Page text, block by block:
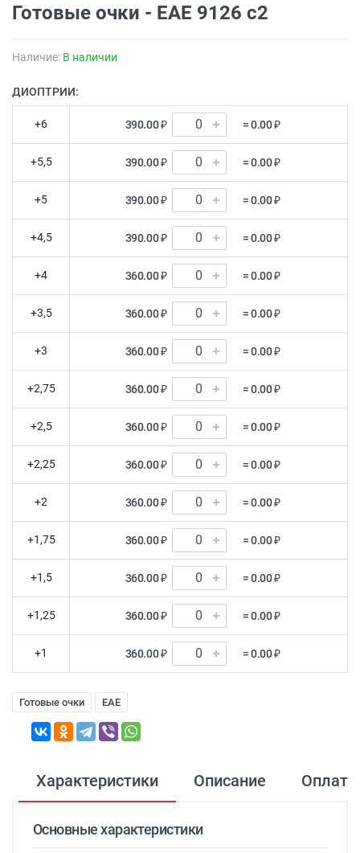
Готовые очки - EAE 9126 с2
Наличие: В наличии
ДИОПТРИИ:
+6 390.00 ₽ = 0.00 ₽
+5,5 390.00 ₽ = 0.00 ₽
+5 390.00 ₽ = 0.00 ₽
+4,5 390.00 ₽ = 0.00 ₽
+4 360.00 ₽ = 0.00 ₽
+3,5 360.00 ₽ = 0.00 ₽
+3 360.00 ₽ = 0.00 ₽
+2,75 360.00 ₽ = 0.00 ₽
+2,5 360.00 ₽ = 0.00 ₽
+2,25 360.00 ₽ = 0.00 ₽
+2 360.00 ₽ = 0.00 ₽
+1,75 360.00 ₽ = 0.00 ₽
+1,5 360.00 ₽ = 0.00 ₽
+1,25 360.00 ₽ = 0.00 ₽
+1 360.00 ₽ = 0.00 ₽
Готовые очки EAE
Характеристики Описание Оплата
Основные характеристики